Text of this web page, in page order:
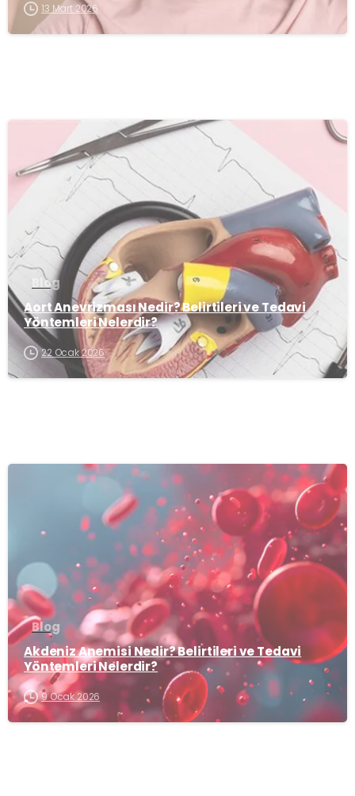
13 Mart 2026
Blog
Aort Anevrizması Nedir? Belirtileri ve Tedavi
Yöntemleri Nelerdir?
22 Ocak 2026
-
Blog
Akdeniz Anemisi Nedir? Belirtileri ve Tedavi
Yöntemleri Nelerdir?
9 Ocak 2026